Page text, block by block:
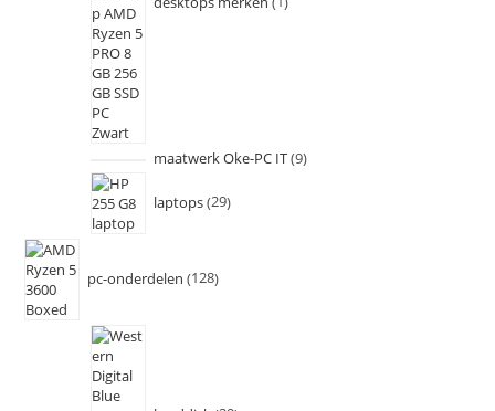
maatwerk Oke-PC IT 9
laptops 29
pc-onderdelen 128